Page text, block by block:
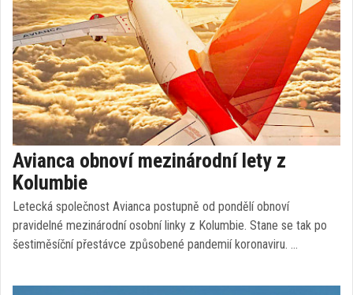
Avianca obnoví mezinárodní lety z
Kolumbie
Letecká společnost Avianca postupně od pondělí obnoví
pravidelné mezinárodní osobní linky z Kolumbie. Stane se tak po
šestiměsíční přestávce způsobené pandemií koronaviru. …